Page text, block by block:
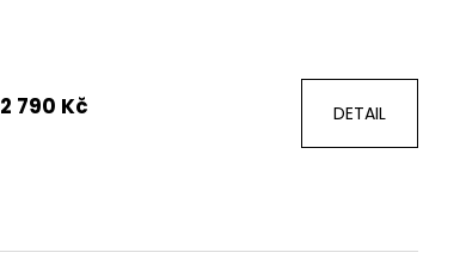
2 790 Kč DETAIL